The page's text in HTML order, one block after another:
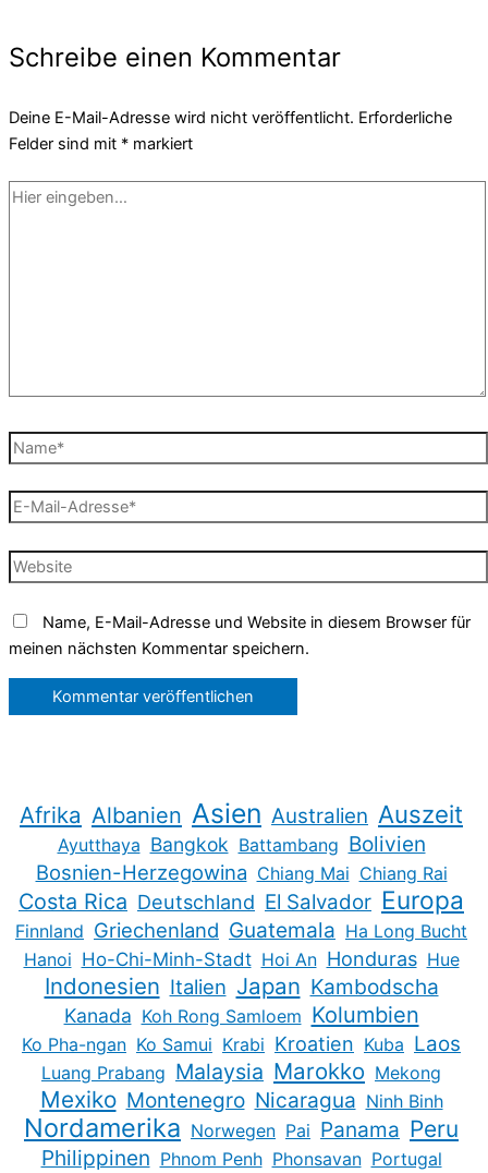
Schreibe einen Kommentar
Deine E-Mail-Adresse wird nicht veröffentlicht. Erforderliche
Felder sind mit * markiert
Hier
Name*
E-
Mail-
Adresse*
Website
Name, E-Mail-Adresse und Website in diesem Browser für
meinen nächsten Kommentar speichern.
Afrika Albanien Asien Australien Auszeit
Ayutthaya Bangkok Battambang Bolivien
Bosnien-Herzegowina Chiang Mai Chiang Rai
Costa Rica Deutschland El Salvador Europa
Finnland Griechenland Guatemala Ha Long Bucht
Hanoi Ho-Chi-Minh-Stadt Hoi An Honduras Hue
Indonesien Italien Japan Kambodscha
Kanada Koh Rong Samloem Kolumbien
Ko Pha-ngan Ko Samui Krabi Kroatien Kuba Laos
Luang Prabang Malaysia Marokko Mekong
Mexiko Montenegro Nicaragua Ninh Binh
Nordamerika Norwegen Pai Panama Peru
Philippinen Phnom Penh Phonsavan Portugal